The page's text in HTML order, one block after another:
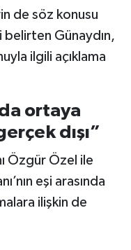
de söz konusu
Günaydın,
ilgili açıklama
ortaya
dışı”
Özgür Özel ile
eşi arasında
ilişkin de